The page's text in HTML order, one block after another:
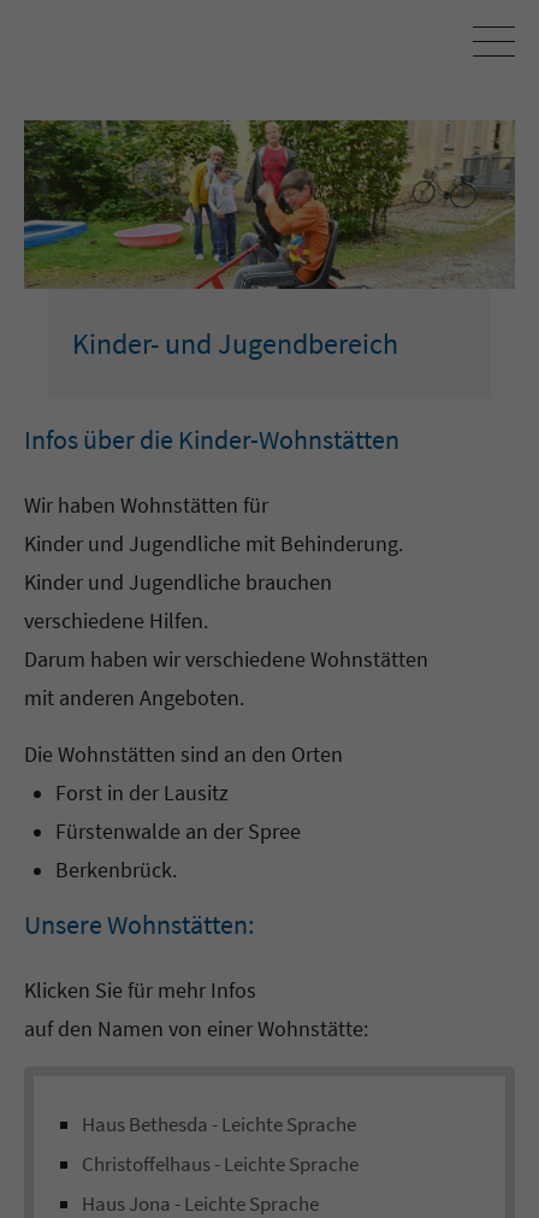
Kinder- und Jugendbereich
Infos über die Kinder-Wohnstätten
Wir haben Wohnstätten für
Kinder und Jugendliche mit Behinderung.
Kinder und Jugendliche brauchen
verschiedene Hilfen.
Darum haben wir verschiedene Wohnstätten
mit anderen Angeboten.
Die Wohnstätten sind an den Orten
Forst in der Lausitz
Fürstenwalde an der Spree
Berkenbrück.
Unsere Wohnstätten:
Klicken Sie für mehr Infos
auf den Namen von einer Wohnstätte:
Haus Bethesda - Leichte Sprache
Christoffelhaus - Leichte Sprache
Haus Jona - Leichte Sprache